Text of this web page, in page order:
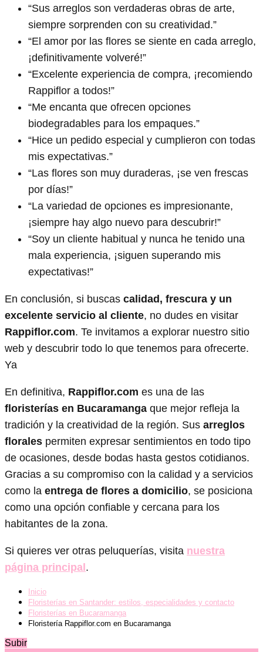
“Sus arreglos son verdaderas obras de arte,
siempre sorprenden con su creatividad.”
“El amor por las flores se siente en cada arreglo,
¡definitivamente volveré!”
“Excelente experiencia de compra, ¡recomiendo
Rappiflor a todos!”
“Me encanta que ofrecen opciones
biodegradables para los empaques.”
“Hice un pedido especial y cumplieron con todas
mis expectativas.”
“Las flores son muy duraderas, ¡se ven frescas
por días!”
“La variedad de opciones es impresionante,
¡siempre hay algo nuevo para descubrir!”
“Soy un cliente habitual y nunca he tenido una
mala experiencia, ¡siguen superando mis
expectativas!”
En conclusión, si buscas calidad, frescura y un
excelente servicio al cliente, no dudes en visitar
Rappiflor.com. Te invitamos a explorar nuestro sitio
web y descubrir todo lo que tenemos para ofrecerte.
Ya
En definitiva, Rappiflor.com es una de las
floristerías en Bucaramanga que mejor refleja la
tradición y la creatividad de la región. Sus arreglos
florales permiten expresar sentimientos en todo tipo
de ocasiones, desde bodas hasta gestos cotidianos.
Gracias a su compromiso con la calidad y a servicios
como la entrega de flores a domicilio, se posiciona
como una opción confiable y cercana para los
habitantes de la zona.
Si quieres ver otras peluquerías, visita nuestra
página principal.
Inicio
Floristerías en Santander: estilos, especialidades y contacto
Floristerías en Bucaramanga
Floristería Rappiflor.com en Bucaramanga
Subir